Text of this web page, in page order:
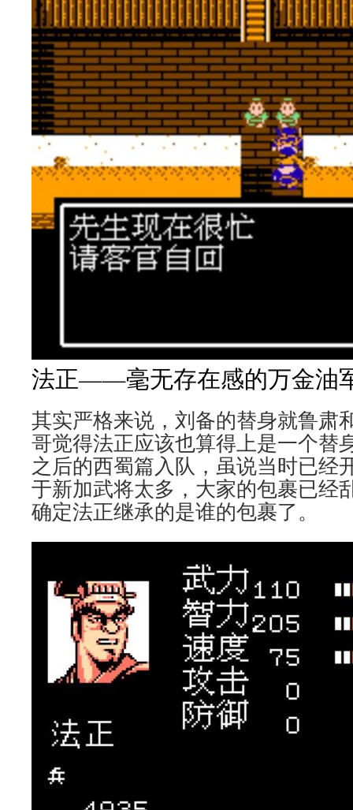
法正——毫无存在感的万金油
其实严格来说，刘备的替身就鲁肃
哥觉得法正应该也算得上是一个替
之后的西蜀篇入队，虽说当时已经
于新加武将太多，大家的包裹已经
确定法正继承的是谁的包裹了。